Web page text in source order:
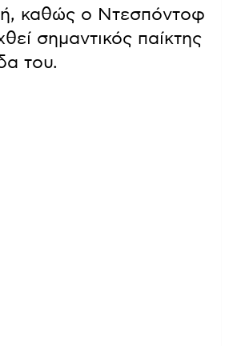
καθώς ο Ντεσπόντοφ
σημαντικός παίκτης
του.